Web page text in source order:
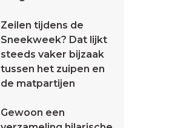
Zeilen tijdens de
Sneekweek? Dat lijkt
steeds vaker bijzaak
tussen het zuipen en
de matpartijen
Gewoon een